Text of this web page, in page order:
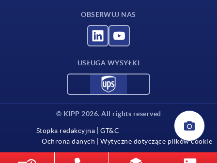
OBSERWUJ NAS
USŁUGA WYSYŁKI
© KIPP 2026. All rights reserved
Stopka redakcyjna
GT&C
Ochrona danych
Wytyczne dotyczące plików cookie